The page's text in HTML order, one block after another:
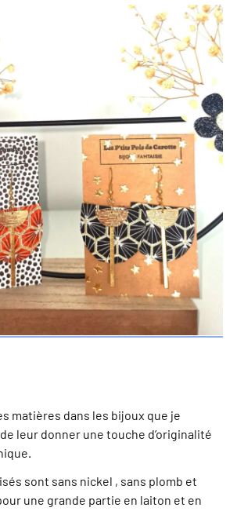
matières dans les bijoux que je
leur donner une touche d’originalité
sont sans nickel , sans plomb et
une grande partie en laiton et en